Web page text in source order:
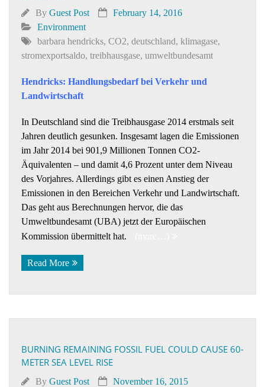
By Guest Post
February 14, 2016
Environment
barbara hendricks, CO2, deutschland, klimagase,
stromexportsaldo, treibhausgase, umweltbundesamt
Hendricks: Handlungsbedarf bei Verkehr und
Landwirtschaft
In Deutschland sind die Treibhausgase 2014 erstmals seit
Jahren deutlich gesunken. Insgesamt lagen die Emissionen
im Jahr 2014 bei 901,9 Millionen Tonnen CO2-
Äquivalenten – und damit 4,6 Prozent unter dem Niveau
des Vorjahres. Allerdings gibt es einen Anstieg der
Emissionen in den Bereichen Verkehr und Landwirtschaft.
Das geht aus Berechnungen hervor, die das
Umweltbundesamt (UBA) jetzt der Europäischen
Kommission übermittelt hat.
Read More
BURNING REMAINING FOSSIL FUEL COULD CAUSE 60-
METER SEA LEVEL RISE
By Guest Post
November 16, 2015